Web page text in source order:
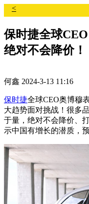
<
保时捷全球
绝对不会降价！
何鑫 2024-3-13 11:16
保时捷全球CEO奥博穆
大趋势面对挑战！很多
于量，绝对不会降价、
示中国有增长的潜质，